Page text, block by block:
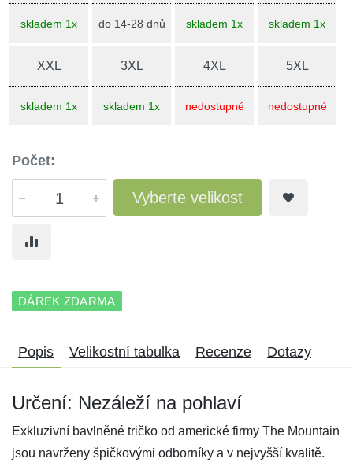
skladem 1x do 14-28 dnů skladem 1x skladem 1x
XXL
skladem 1x
3XL
skladem 1x
4XL
nedostupné
5XL
nedostupné
Počet:
Vyberte velikost
DÁREK ZDARMA
Popis Velikostní tabulka Recenze Dotazy
Určení: Nezáleží na pohlaví
Exkluzivní bavlněné tričko od americké firmy The Mountain
jsou navrženy špičkovými odborníky a v nejvyšší kvalitě.